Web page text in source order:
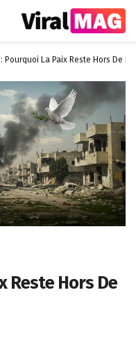
Pourquoi La Paix Reste Hors De
Reste Hors De